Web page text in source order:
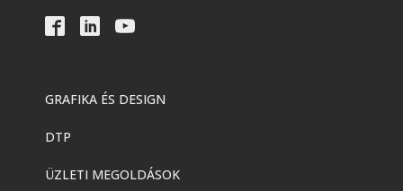
GRAFIKA ÉS DESIGN
DTP
ÜZLETI MEGOLDÁSOK